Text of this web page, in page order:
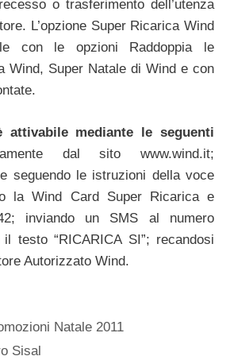
o trasferimento dell’utenza
L’opzione Super Ricarica Wind
con le opzioni Raddoppia le
Wind, Super Natale di Wind e con
attivabile mediante le seguenti
dal sito www.wind.it;
seguendo le istruzioni della voce
la Wind Card Super Ricarica e
inviando un SMS al numero
testo “RICARICA SI”; recandosi
Autorizzato Wind.
Natale 2011
Sisal